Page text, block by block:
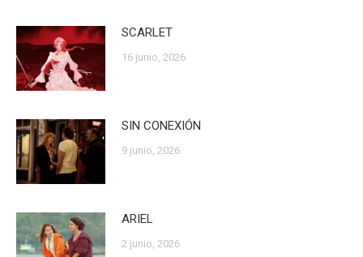
SCARLET
16 junio, 2026
SIN CONEXIÓN
9 junio, 2026
ARIEL
2 junio, 2026